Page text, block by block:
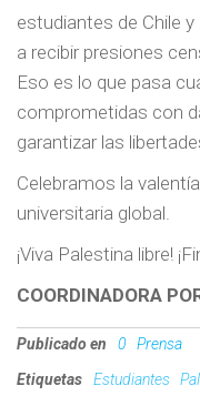
estudiantes de Chile
a recibir presiones
Eso es lo que pasa
comprometidas con
garantizar las
Celebramos la
universitaria global.
¡Viva Palestina libre!
COORDINADORA
Publicado en 0
Prensa
Etiquetas
Estudiantes